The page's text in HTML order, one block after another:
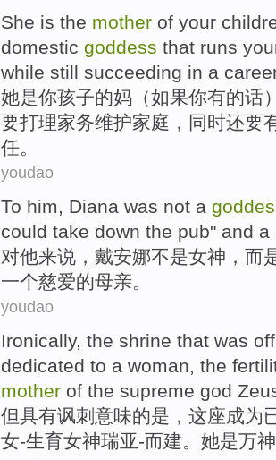
She is the mother of your
domestic goddess that runs
while still succeeding in a
她是你孩子的妈 （如果你有的话
要打理家务维护家庭 ， 同时还要
任。
youdao
To him, Diana was not a
could take down the pub" and a
对他来说， 戴安娜不是女神 ， 而
一个慈爱的母亲。
youdao
Ironically, the shrine that was
dedicated to a woman, the
mother of the supreme god
但具有讽刺意味的是 ，这座成为
女-生育女神瑞亚-而建。 她是万